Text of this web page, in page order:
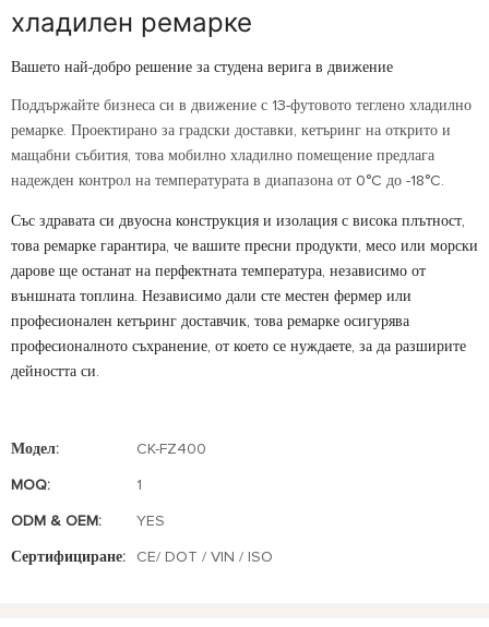
хладилен ремарке
Вашето най-добро решение за студена верига в движение
Поддържайте бизнеса си в движение с 13-футовото теглено хладилно
ремарке. Проектирано за градски доставки, кетъринг на открито и
мащабни събития, това мобилно хладилно помещение предлага
надежден контрол на температурата в диапазона от 0°C до -18°C.
Със здравата си двуосна конструкция и изолация с висока плътност,
това ремарке гарантира, че вашите пресни продукти, месо или морски
дарове ще останат на перфектната температура, независимо от
външната топлина. Независимо дали сте местен фермер или
професионален кетъринг доставчик, това ремарке осигурява
професионалното съхранение, от което се нуждаете, за да разширите
дейността си.
Модел: CK-FZ400
MOQ: 1
ODM & OEM: YES
Сертифициране: CE/ DOT / VIN / ISO